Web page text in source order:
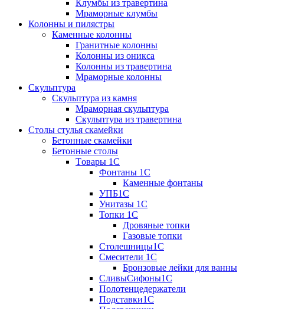
Клумбы из травертина
Мраморные клумбы
Колонны и пилястры
Каменные колонны
Гранитные колонны
Колонны из оникса
Колонны из травертина
Мраморные колонны
Скульптура
Скульптура из камня
Мраморная скульптура
Скульптура из травертина
Столы стулья скамейки
Бетонные скамейки
Бетонные столы
Tовары 1C
Фонтаны 1C
Каменные фонтаны
УПБ1С
Унитазы 1С
Топки 1С
Дровяные топки
Газовые топки
Столешницы1С
Смесители 1С
Бронзовые лейки для ванны
СливыСифоны1С
Полотенцедержатели
Подставки1С